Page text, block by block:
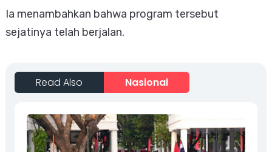
Ia menambahkan bahwa program tersebut
sejatinya telah berjalan.
Read Also Nasional